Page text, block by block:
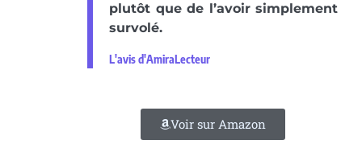
plutôt que de l’avoir simplement
survolé.
L'avis d'AmiraLecteur
Voir sur Amazon